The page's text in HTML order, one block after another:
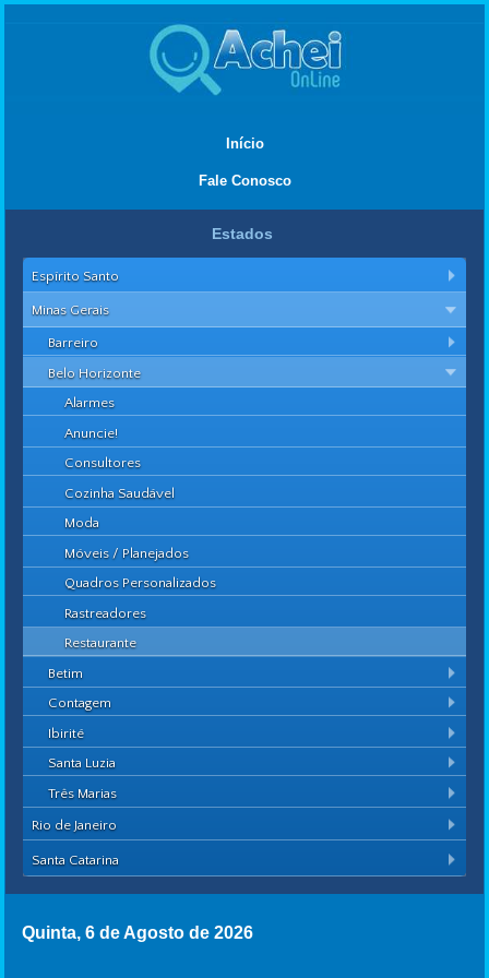
Início
Fale Conosco
Estados
Espírito Santo
Minas Gerais
Barreiro
Belo Horizonte
Alarmes
Anuncie!
Consultores
Cozinha Saudável
Moda
Móveis / Planejados
Quadros Personalizados
Rastreadores
Restaurante
Betim
Contagem
Ibirité
Santa Luzia
Três Marias
Rio de Janeiro
Santa Catarina
Quinta, 6 de Agosto de 2026